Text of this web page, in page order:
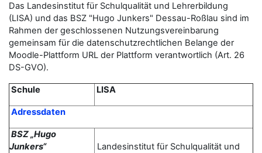
Das Landesinstitut für Schulqualität und Lehrerbildung
(LISA) und das BSZ "Hugo Junkers" Dessau-Roßlau sind im
Rahmen der geschlossenen Nutzungsvereinbarung
gemeinsam für die datenschutzrechtlichen Belange der
Moodle-Plattform URL der Plattform verantwortlich (Art. 26
DS-GVO).
Schule LISA
Adressdaten
BSZ „Hugo
Junkers“
Landesinstitut für Schulqualität und